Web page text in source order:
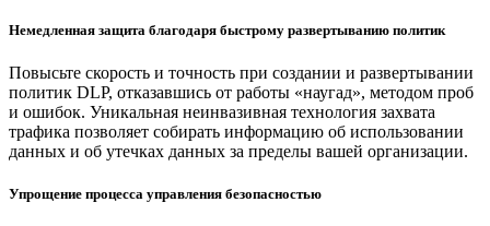
Немедленная защита благодаря быстрому развертыванию политик
Повысьте скорость и точность при создании и развертывании
политик DLP, отказавшись от работы «наугад», методом проб
и ошибок. Уникальная неинвазивная технология захвата
трафика позволяет собирать информацию об использовании
данных и об утечках данных за пределы вашей организации.
Упрощение процесса управления безопасностью